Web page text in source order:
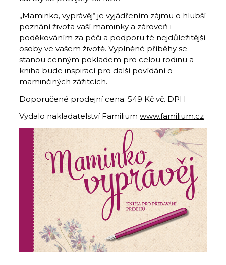
„Maminko, vyprávěj“ je vyjádřením zájmu o hlubší
poznání života vaší maminky a zároveň i
poděkováním za péči a podporu té nejdůležitější
osoby ve vašem životě. Vyplněné příběhy se
stanou cenným pokladem pro celou rodinu a
kniha bude inspirací pro další povídání o
maminčiných zážitcích.
Doporučené prodejní cena: 549 Kč vč. DPH
Vydalo nakladatelství Familium www.familium.cz